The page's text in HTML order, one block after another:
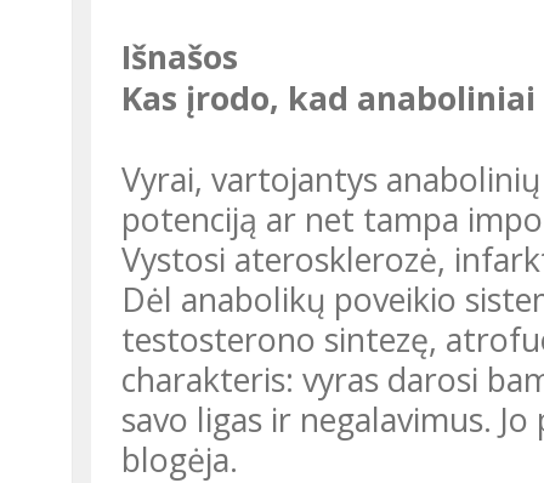
Išnašos
Kas įrodo, kad
Vyrai, vartojantys anabolinių steroidų, sumažina savo vyrišką
potenciją ar net tampa
Vystosi aterosklerozė,
Dėl anabolikų poveikio sistema, vyro organizme atsakinga už
testosterono sintezę,
charakteris: vyras darosi
savo ligas ir negalavimus.
blogėja.